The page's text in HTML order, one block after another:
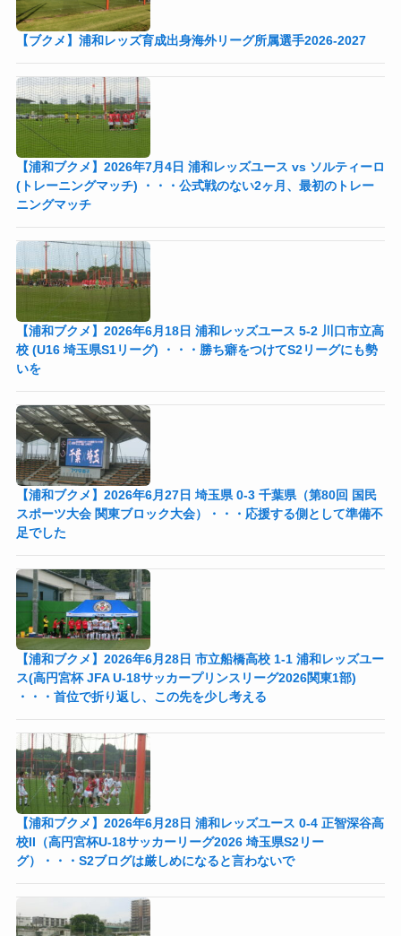
【ブクメ】浦和レッズ育成出身海外リーグ所属選手2026-2027
【浦和ブクメ】2026年7月4日 浦和レッズユース vs ソルティーロ
(トレーニングマッチ) ・・・公式戦のない2ヶ月、最初のトレー
ニングマッチ
【浦和ブクメ】2026年6月18日 浦和レッズユース 5-2 川口市立高
校 (U16 埼玉県S1リーグ) ・・・勝ち癖をつけてS2リーグにも勢
いを
【浦和ブクメ】2026年6月27日 埼玉県 0-3 千葉県（第80回 国民
スポーツ大会 関東ブロック大会）・・・応援する側として準備不
足でした
【浦和ブクメ】2026年6月28日 市立船橋高校 1-1 浦和レッズユー
ス(高円宮杯 JFA U-18サッカープリンスリーグ2026関東1部)
・・・首位で折り返し、この先を少し考える
【浦和ブクメ】2026年6月28日 浦和レッズユース 0-4 正智深谷高
校II（高円宮杯U-18サッカーリーグ2026 埼玉県S2リー
グ）・・・S2ブログは厳しめになると言わないで